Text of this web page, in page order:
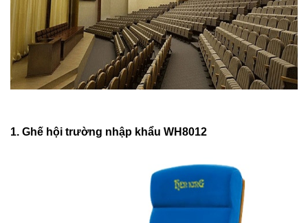
1. Ghế hội trường nhập khẩu WH8012